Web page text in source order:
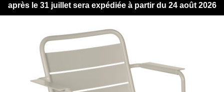
après le 31 juillet sera expédiée à partir du 24 août 2026